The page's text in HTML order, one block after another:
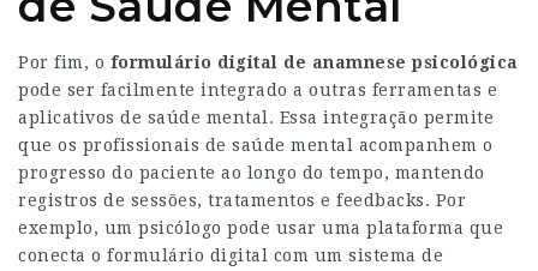
Por fim, o formulário digital de anamnese psicológica
pode ser facilmente integrado a outras ferramentas e
aplicativos de saúde mental. Essa integração permite
que os profissionais de saúde mental acompanhem o
progresso do paciente ao longo do tempo, mantendo
registros de sessões, tratamentos e feedbacks. Por
exemplo, um psicólogo pode usar uma plataforma que
conecta o formulário digital com um sistema de